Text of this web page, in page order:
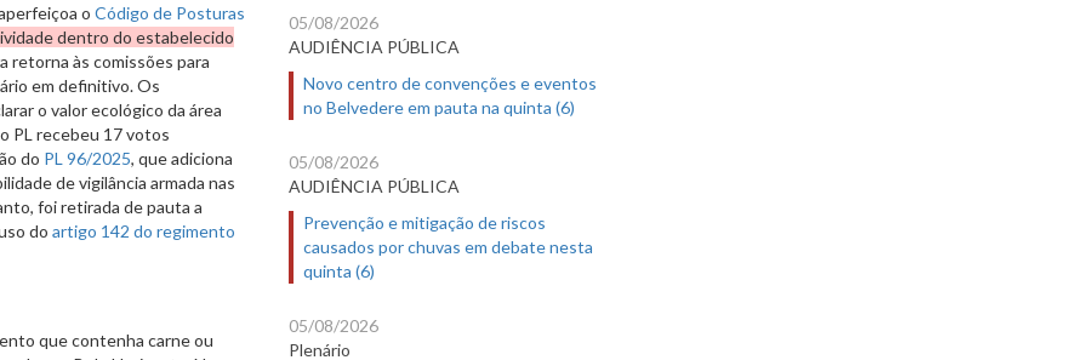
o Código de Posturas
dentro do estabelecido
retorna às comissões para
em definitivo. Os
o valor ecológico da área
PL recebeu 17 votos
do PL 96/2025, que adiciona
de vigilância armada nas
foi retirada de pauta a
do artigo 142 do regimento
que contenha carne ou
05/08/2026
AUDIÊNCIA PÚBLICA
Novo centro de convenções e eventos
no Belvedere em pauta na quinta (6)
05/08/2026
AUDIÊNCIA PÚBLICA
Prevenção e mitigação de riscos
causados por chuvas em debate nesta
quinta (6)
05/08/2026
Plenário